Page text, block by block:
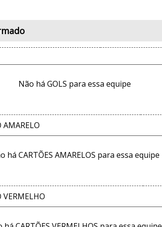
Não há GOLS para essa equipe
AMARELO
há CARTÕES AMARELOS para essa equipe
VERMELHO